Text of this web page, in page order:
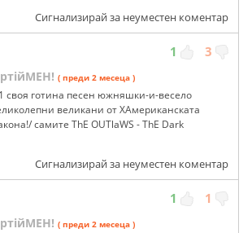
Сигнализирай за неуместен коментар
1 3
( преди 2 месеца )
своя готина песен южняшки-и-весело
великани от ХАмериканската
самите ThE OUTlaWS - ThE Dark
Сигнализирай за неуместен коментар
1 1
( преди 2 месеца )